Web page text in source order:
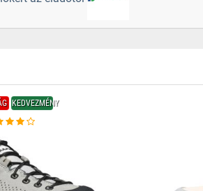
KEDVEZMÉNY